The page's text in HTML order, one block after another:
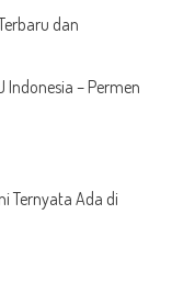
dan
Indonesia – Permen
Ternyata Ada di